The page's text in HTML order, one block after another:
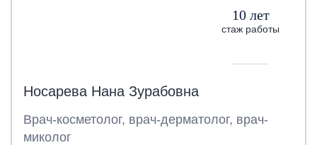
10 лет
стаж работы
Носарева Нана Зурабовна
Врач-косметолог, врач-дерматолог, врач-
миколог